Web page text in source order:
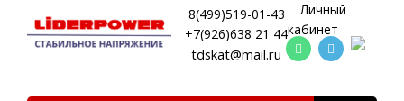
8(499)519-01-43
+7(926)638 21 44
tdskat@mail.ru
Личный
кабинет